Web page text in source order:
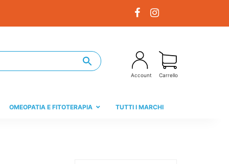
Account Carrello
OMEOPATIA E FITOTERAPIA TUTTI I MARCHI